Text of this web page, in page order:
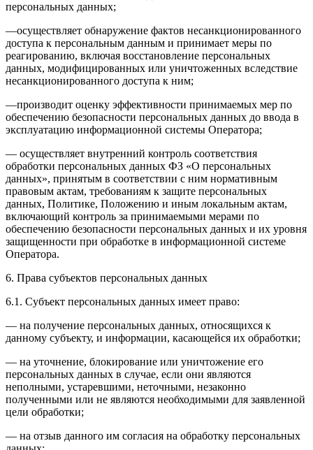
персональных данных;
—осуществляет обнаружение фактов несанкционированного
доступа к персональным данным и принимает меры по
реагированию, включая восстановление персональных
данных, модифицированных или уничтоженных вследствие
несанкционированного доступа к ним;
—производит оценку эффективности принимаемых мер по
обеспечению безопасности персональных данных до ввода в
эксплуатацию информационной системы Оператора;
— осуществляет внутренний контроль соответствия
обработки персональных данных ФЗ «О персональных
данных», принятым в соответствии с ним нормативным
правовым актам, требованиям к защите персональных
данных, Политике, Положению и иным локальным актам,
включающий контроль за принимаемыми мерами по
обеспечению безопасности персональных данных и их уровня
защищенности при обработке в информационной системе
Оператора.
6. Права субъектов персональных данных
6.1. Субъект персональных данных имеет право:
— на получение персональных данных, относящихся к
данному субъекту, и информации, касающейся их обработки;
— на уточнение, блокирование или уничтожение его
персональных данных в случае, если они являются
неполными, устаревшими, неточными, незаконно
полученными или не являются необходимыми для заявленной
цели обработки;
— на отзыв данного им согласия на обработку персональных